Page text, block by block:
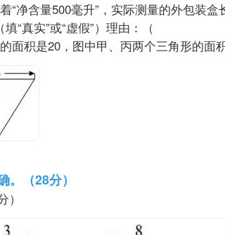
“净含量500毫升”，实际测量的外包装
）（填“真实”或“虚
的面积是20，图中甲、丙两个三
。（28分）
分）